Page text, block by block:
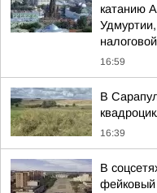
катанию
Удмуртии,
16:59
В
16:39
В
фейковый